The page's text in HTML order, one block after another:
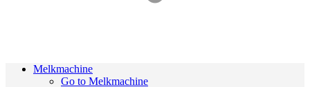
Melkmachine
Go to Melkmachine